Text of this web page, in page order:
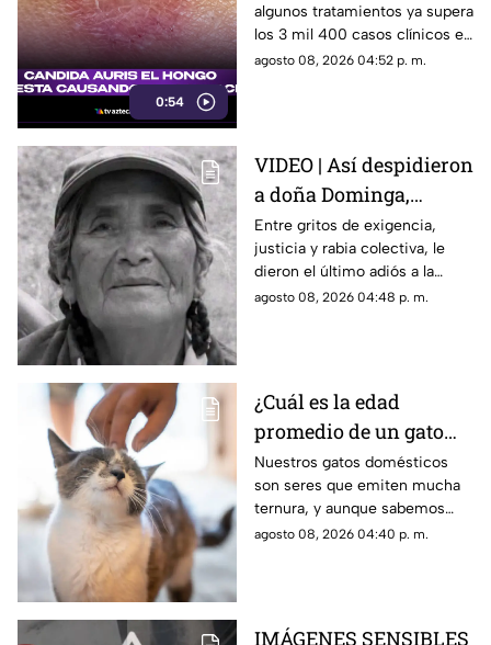
0:54
algunos tratamientos ya supera
los 3 mil 400 casos clínicos en
Estados Unidos durante 2026.
agosto 08, 2026 04:52 p. m.
VIDEO | Así despidieron
a doña Dominga,
abuelita de 82 años
asesinada por 90 pesos
Entre gritos de exigencia,
justicia y rabia colectiva, le
dieron el último adiós a la
mujer que fue asesinada de
agosto 08, 2026 04:48 p. m.
¿Cuál es la edad
promedio de un gato
doméstico? Podrías
disfrutar a tu michi
más tiempo del que te
imaginas
Nuestros gatos domésticos
son seres que emiten mucha
ternura, y aunque sabemos
que no son eternos, seguro
agosto 08, 2026 04:40 p. m.
IMÁGENES SENSIBLES